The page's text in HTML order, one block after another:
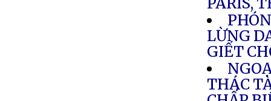
LỪNG
GIẾT
THÁC